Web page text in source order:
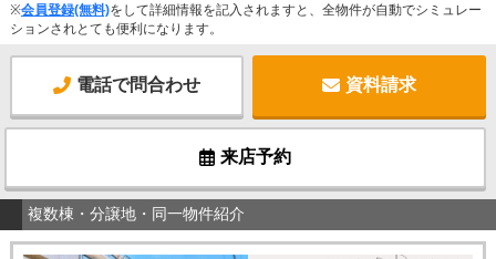
※会員登録(無料)をして詳細情報を記入されますと、全物件が自動でシミュレー
ションされとても便利になります。
電話で問合わせ 資料請求
来店予約
複数棟・分譲地・同一物件紹介